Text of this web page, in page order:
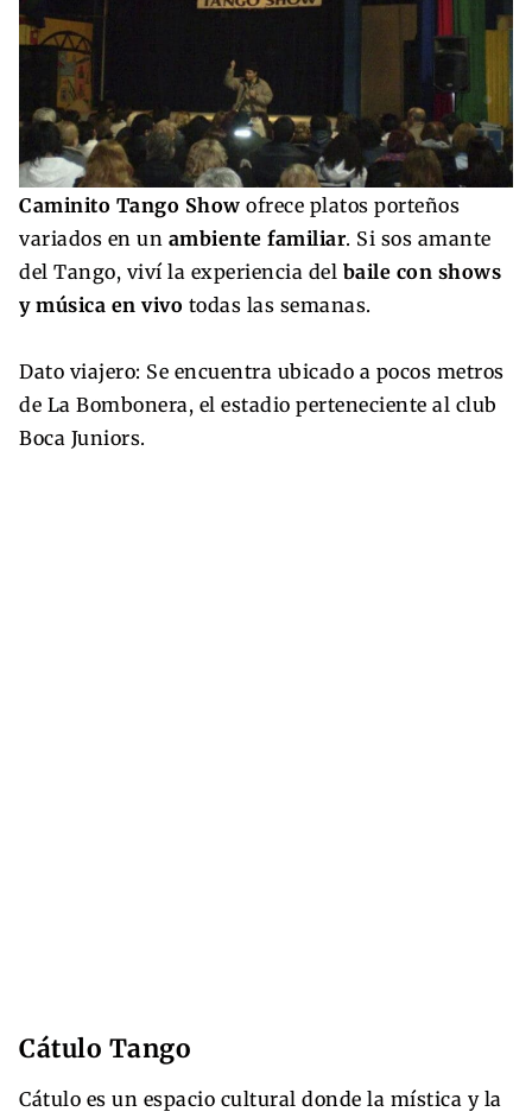
Caminito Tango Show ofrece platos porteños
variados en un ambiente familiar. Si sos amante
del Tango, viví la experiencia del baile con shows
y música en vivo todas las semanas.
Dato viajero: Se encuentra ubicado a pocos metros
de La Bombonera, el estadio perteneciente al club
Boca Juniors.
Cátulo Tango
Cátulo es un espacio cultural donde la mística y la